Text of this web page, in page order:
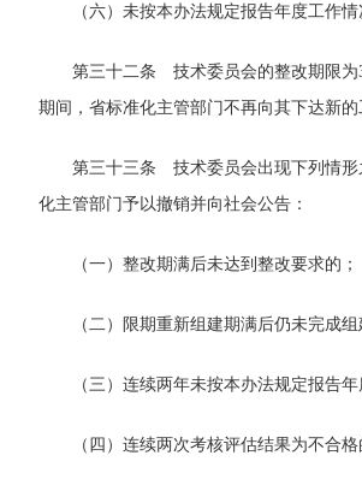
（六）未按本办法规定报告年度工作情
第三十二条 技术委员会的整改期限为
期间，省标准化主管部门不再向其下达新的
第三十三条 技术委员会出现下列情形
化主管部门予以撤销并向社会公告：
（一）整改期满后未达到整改要求的；
（二）限期重新组建期满后仍未完成组
（三）连续两年未按本办法规定报告年
（四）连续两次考核评估结果为不合格